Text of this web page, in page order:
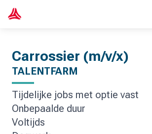
Carrossier (m/v/x)
TALENTFARM
Tijdelijke jobs met optie vast
Onbepaalde duur
Voltijds